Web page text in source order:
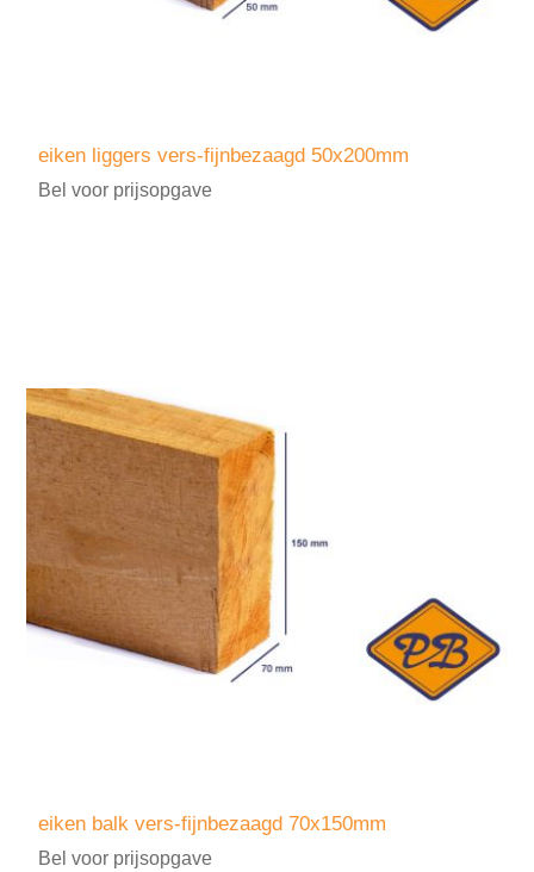
eiken liggers vers-fijnbezaagd 50x200mm
Bel voor prijsopgave
eiken balk vers-fijnbezaagd 70x150mm
Bel voor prijsopgave